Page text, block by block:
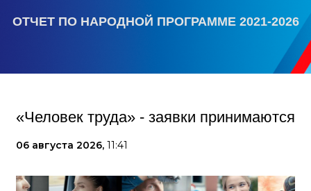
ОТЧЕТ ПО НАРОДНОЙ ПРОГРАММЕ 2021-2026
«Человек труда» - заявки принимаются
06 августа 2026, 11:41